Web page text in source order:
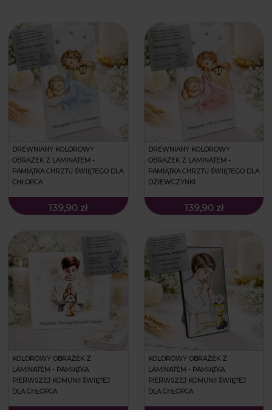
DREWNIANY KOLOROWY
OBRAZEK Z LAMINATEM -
PAMIĄTKA CHRZTU ŚWIĘTEGO DLA
CHŁOPCA
139,90 zł
DREWNIANY KOLOROWY
OBRAZEK Z LAMINATEM -
PAMIĄTKA CHRZTU ŚWIĘTEGO DLA
DZIEWCZYNKI
139,90 zł
KOLOROWY OBRAZEK Z
LAMINATEM - PAMIĄTKA
PIERWSZEJ KOMUNII ŚWIĘTEJ
DLA CHŁOPCA
KOLOROWY OBRAZEK Z
LAMINATEM - PAMIĄTKA
PIERWSZEJ KOMUNII ŚWIĘTEJ
DLA CHŁOPCA